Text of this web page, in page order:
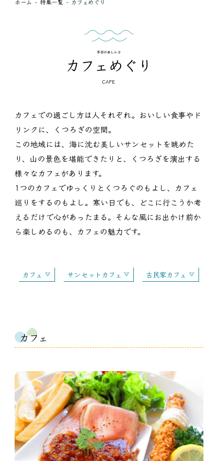
季節の楽しみ方
カフェめぐり
CAFE
カフェでの過ごし方は人それぞれ。おいしい食事やド
リンクに、くつろぎの空間。
この地域には、海に沈む美しいサンセットを眺めた
り、山の景色を堪能できたりと、くつろぎを演出する
様々なカフェがあります。
1つのカフェでゆっくりとくつろぐのもよし、カフェ
巡りをするのもよし。寒い日でも、どこに行こうか考
えるだけで心があったまる。そんな風にお出かけ前か
ら楽しめるのも、カフェの魅力です。
カフェ サンセットカフェ 古民家カフェ
カフェ